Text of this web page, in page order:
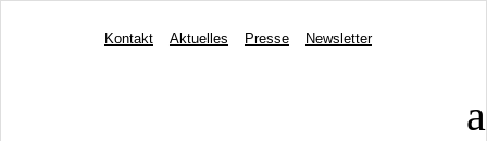
Kontakt Aktuelles Presse Newsletter
a